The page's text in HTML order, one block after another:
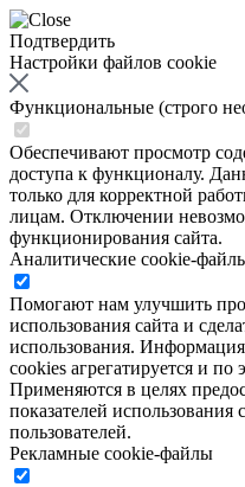
Подтвердить
Настройки файлов cookie
Функциональные (строго
Обеспечивают просмотр
доступа к функционалу.
только для корректной
лицам. Отключении
функционирования сайта.
Аналитические cookie-
Помогают нам улучшить
использования сайта и
использования.
cookies агрегатируется и
Применяются в целях
показателей использования
пользователей.
Рекламные cookie-файлы